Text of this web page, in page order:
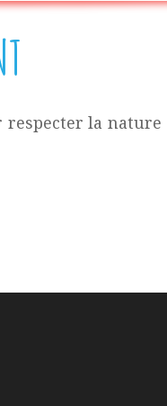
la